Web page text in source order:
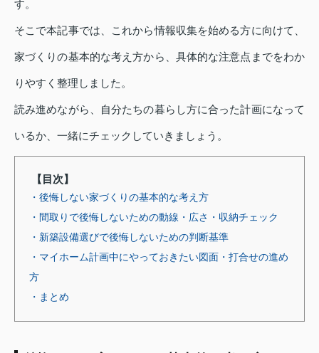
す。
そこで本記事では、これから情報収集を始める方に向けて、
家づくりの基本的な考え方から、具体的な注意点までをわか
りやすく整理しました。
読み進めながら、自分たちの暮らし方に合った計画になって
いるか、一緒にチェックしていきましょう。
【目次】
・後悔しない家づくりの基本的な考え方
・間取りで後悔しないための動線・広さ・収納チェック
・新築設備選びで後悔しないための判断基準
・マイホーム計画中にやっておきたい図面・打合せの進め
方
・まとめ